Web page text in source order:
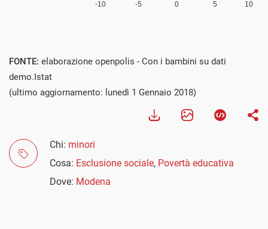
FONTE: elaborazione openpolis - Con i bambini su dati
demo.Istat
(ultimo aggiornamento: lunedì 1 Gennaio 2018)
Chi: minori
Cosa: Esclusione sociale, Povertà educativa
Dove: Modena